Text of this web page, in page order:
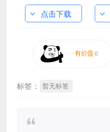
点击下载
标签： 暂无标签